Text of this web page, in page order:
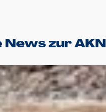
zur AKN